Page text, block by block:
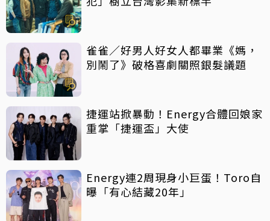
雀雀／好男人好女人都畢業《媽，
別鬧了》破格喜劇關照銀髮議題
捷運站掀暴動！Energy合體回娘家
重掌「捷運盃」大使
Energy連2周現身小巨蛋！Toro自
曝「有心結藏20年」